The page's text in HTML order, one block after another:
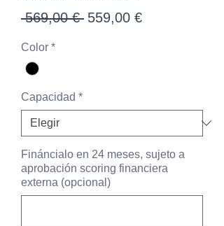
569,00 € Precio
559,00 €Precio
Color *
Capacidad *
Fináncialo en 24 meses, sujeto a
aprobación scoring financiera
externa (opcional)